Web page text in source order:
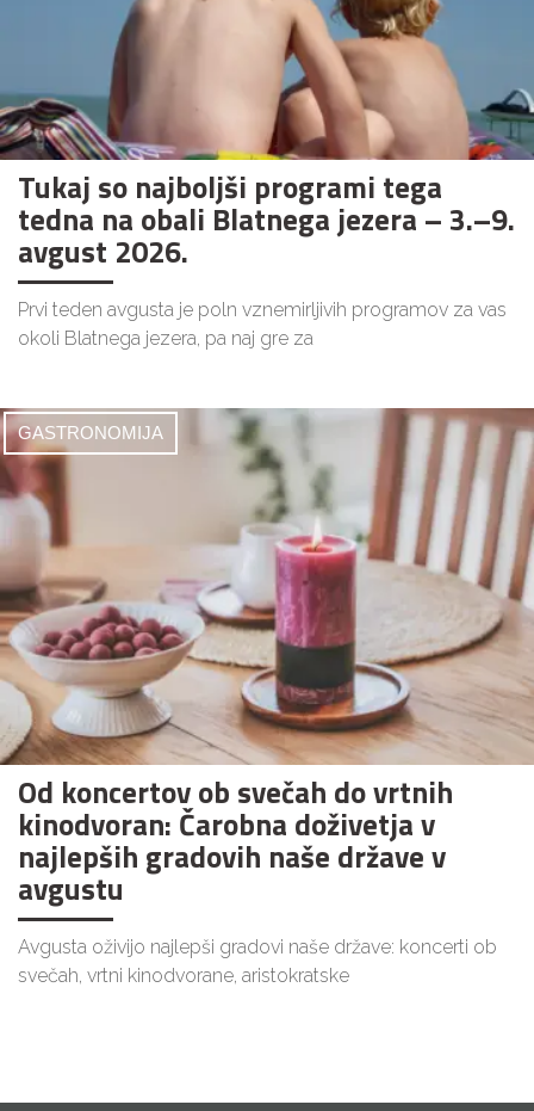
Tukaj so najboljši programi tega
tedna na obali Blatnega jezera – 3.–9.
avgust 2026.
Prvi teden avgusta je poln vznemirljivih programov za vas
okoli Blatnega jezera, pa naj gre za
GASTRONOMIJA
Od koncertov ob svečah do vrtnih
kinodvoran: Čarobna doživetja v
najlepših gradovih naše države v
avgustu
Avgusta oživijo najlepši gradovi naše države: koncerti ob
svečah, vrtni kinodvorane, aristokratske